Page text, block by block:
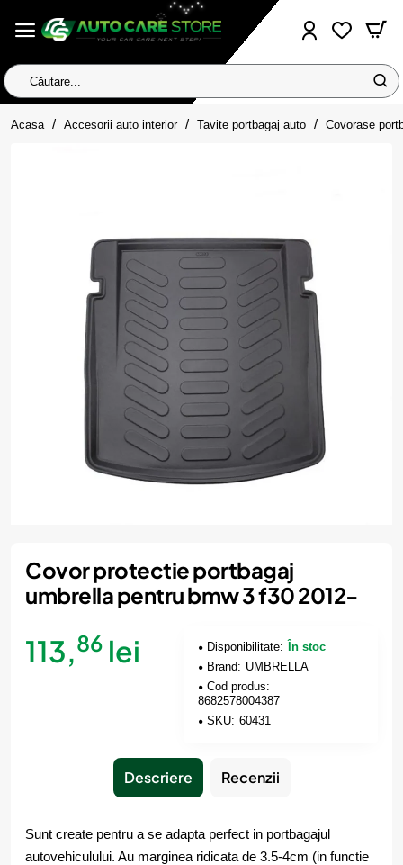
Căutare...
Acasa homeAccesorii auto interior Tavite portbagaj auto Covorase
Covor protectie portbagaj
umbrella pentru bmw 3 f30 2012-
113,86 lei Disponibilitate:
În stoc
Brand: UMBRELLA
Cod produs:
8682578004387
SKU: 60431
Descriere Recenzii
Sunt create pentru a se adapta perfect in portbagajul
autovehiculului. Au marginea ridicata de 3.5-4cm (in functie